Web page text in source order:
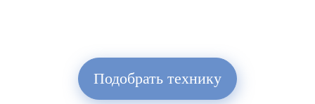
Подобрать технику